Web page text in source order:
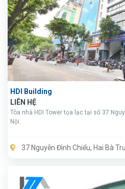
HDI Building
LIÊN HỆ
Tòa nhà HDI Tower tọa lạc tại số 37
Nội.
37 Nguyễn Đình Chiểu, Hai Bà